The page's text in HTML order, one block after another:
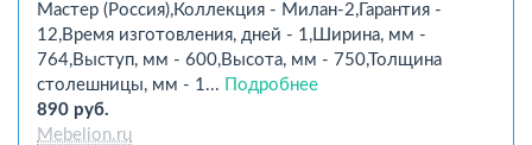
Мастер (Россия),Коллекция - Милан-2,Гарантия -
12,Время изготовления, дней - 1,Ширина, мм -
764,Выступ, мм - 600,Высота, мм - 750,Толщина
столешницы, мм - 1...
Подробнее
890 руб.
Mebelion.ru